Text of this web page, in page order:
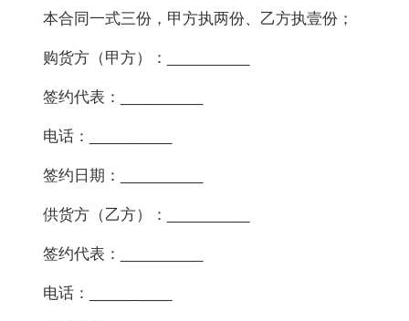
本合同一式三份，甲方执两份、乙方执壹份；
购货方（甲方）：__________
签约代表：__________
电话：__________
签约日期：__________
供货方（乙方）：__________
签约代表：__________
电话：__________